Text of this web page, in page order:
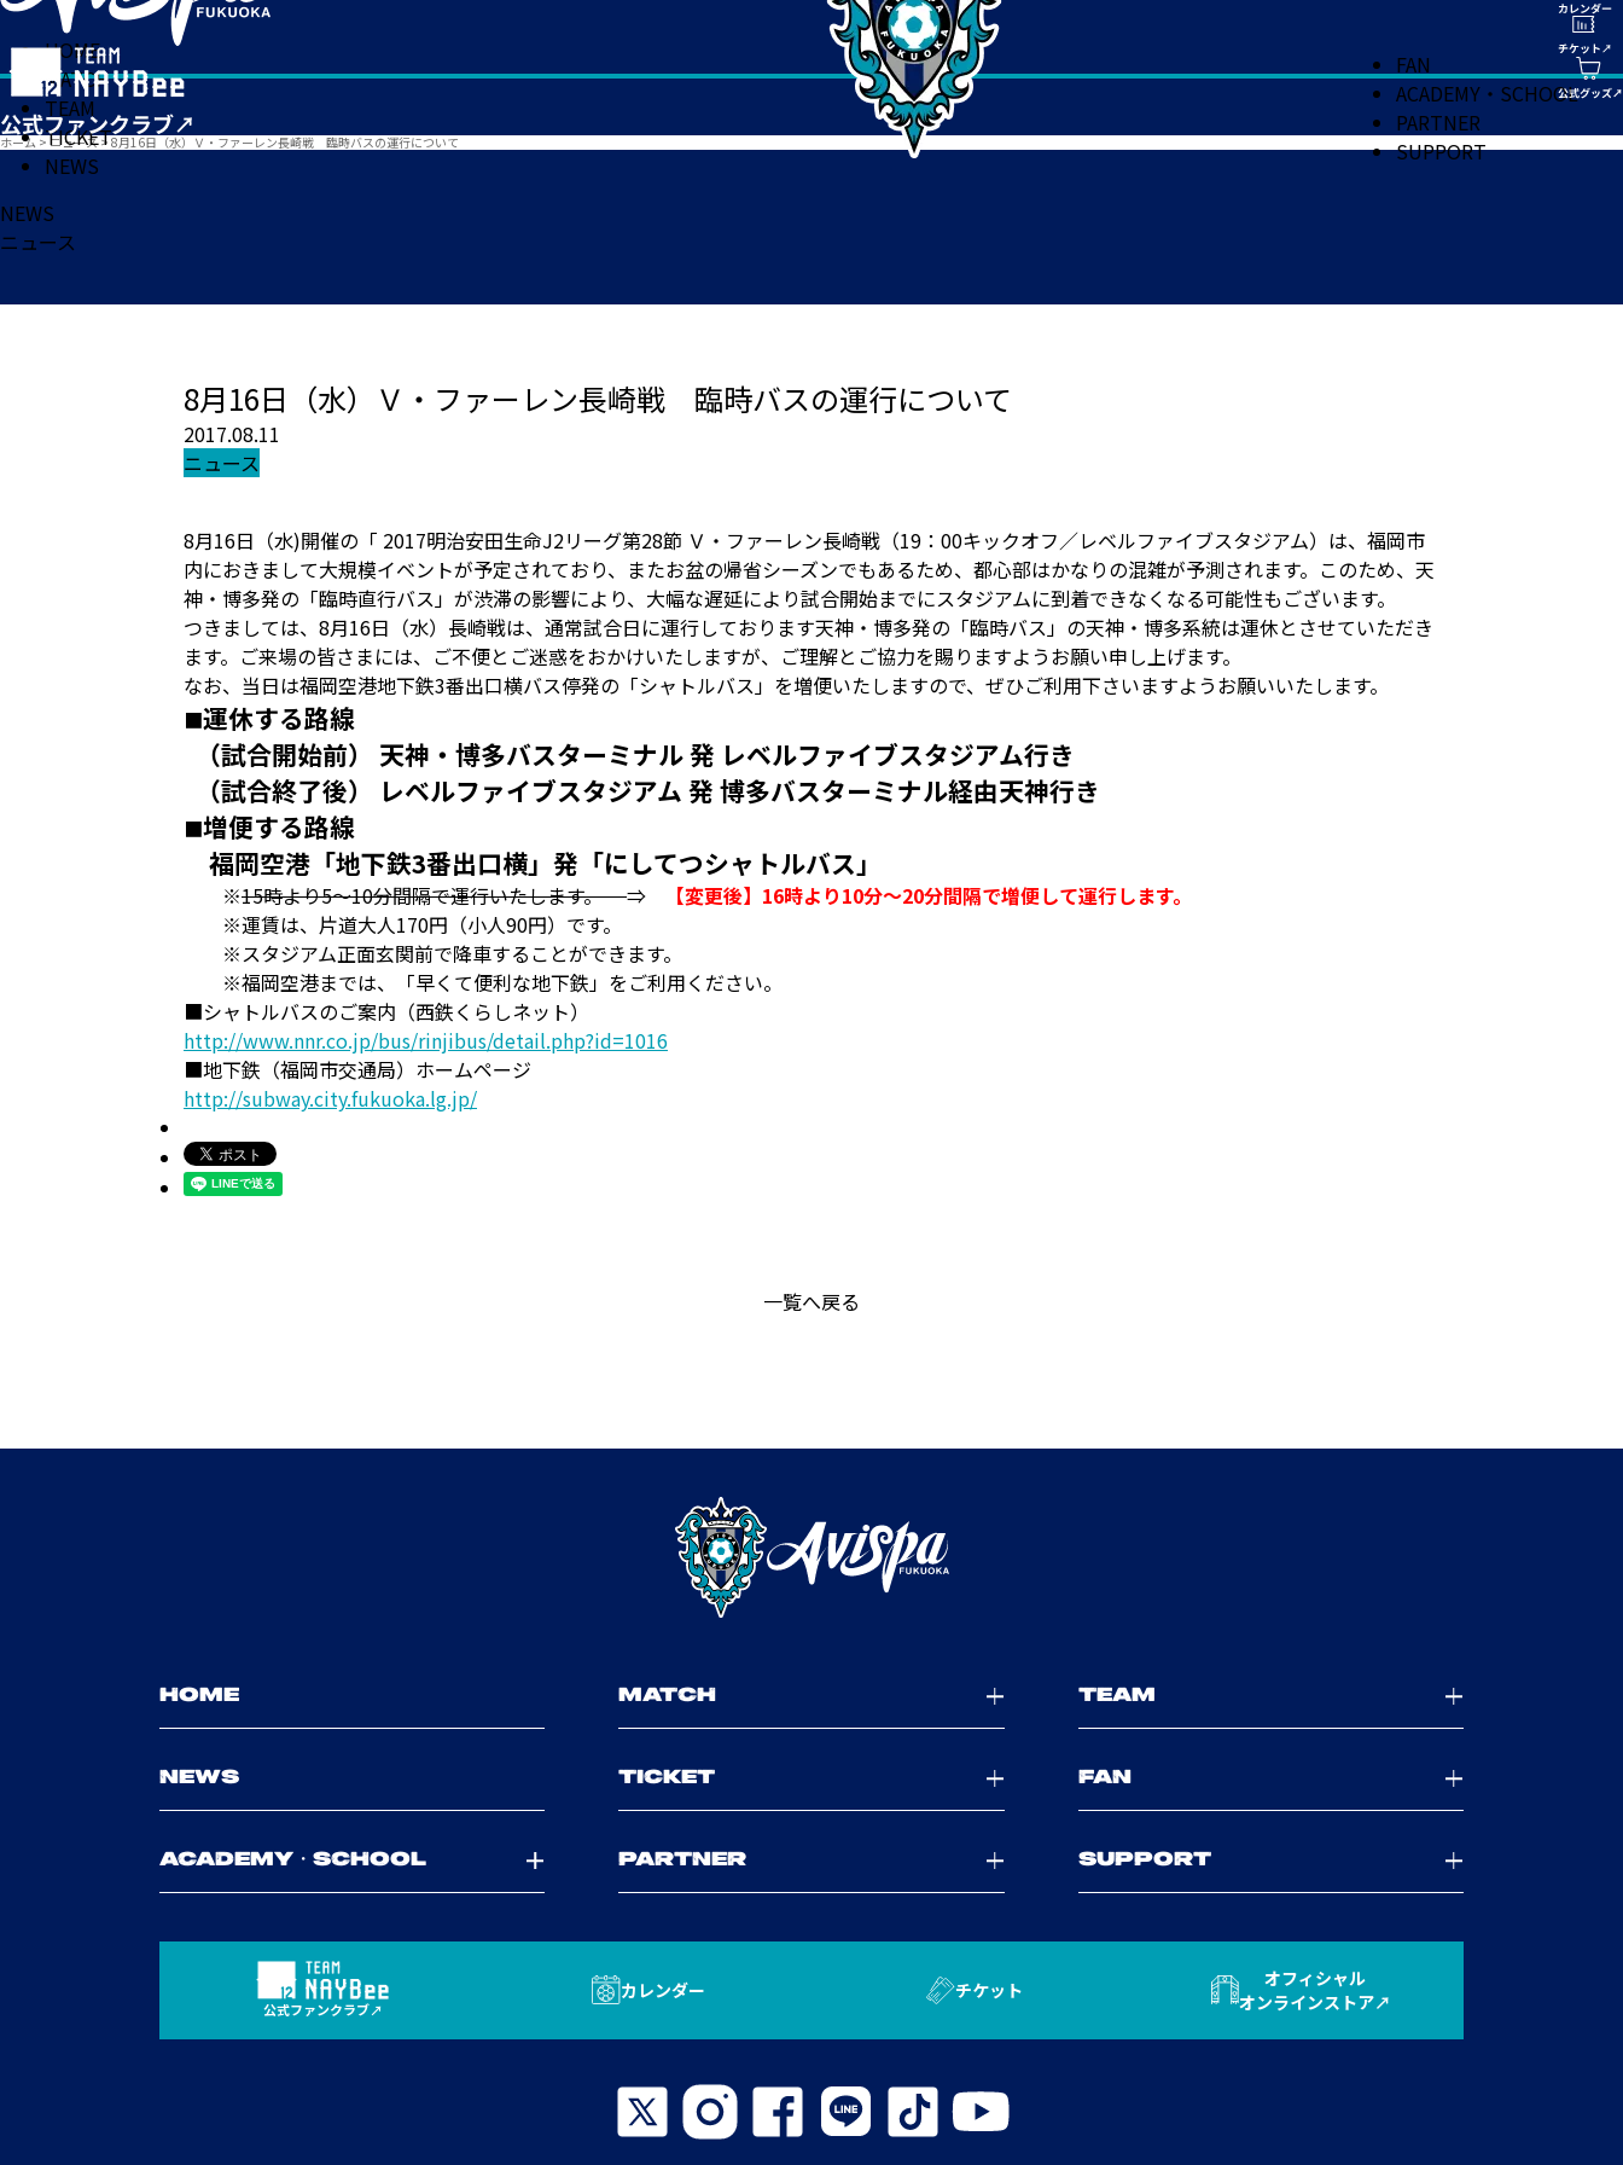
HOME
MATCH
TEAM
TICKET
NEWS
FAN
ACADEMY・SCHOOL
PARTNER
SUPPORT
ホーム > ニュース> 8月16日（水）Ｖ・ファーレン長崎戦 臨時バスの運行について
NEWS
ニュース
8月16日（水）Ｖ・ファーレン長崎戦 臨時バスの運行について
2017.08.11
ニュース
8月16日（水)開催の「 2017明治安田生命J2リーグ第28節 Ｖ・ファーレン長崎戦（19：00キックオフ／レベルファイブスタジアム）は、福岡市
内におきまして大規模イベントが予定されており、またお盆の帰省シーズンでもあるため、都心部はかなりの混雑が予測されます。このため、天
神・博多発の「臨時直行バス」が渋滞の影響により、大幅な遅延により試合開始までにスタジアムに到着できなくなる可能性もございます。
つきましては、8月16日（水）長崎戦は、通常試合日に運行しております天神・博多発の「臨時バス」の天神・博多系統は運休とさせていただき
ます。ご来場の皆さまには、ご不便とご迷惑をおかけいたしますが、ご理解とご協力を賜りますようお願い申し上げます。
なお、当日は福岡空港地下鉄3番出口横バス停発の「シャトルバス」を増便いたしますので、ぜひご利用下さいますようお願いいたします。
■運休する路線
（試合開始前） 天神・博多バスターミナル 発 レベルファイブスタジアム行き
（試合終了後） レベルファイブスタジアム 発 博多バスターミナル経由天神行き
■増便する路線
福岡空港「地下鉄3番出口横」発「にしてつシャトルバス」
※15時より5～10分間隔で運行いたします。⇒
【変更後】16時より10分～20分間隔で増便して運行します。
※運賃は、片道大人170円（小人90円）です。
※スタジアム正面玄関前で降車することができます。
※福岡空港までは、「早くて便利な地下鉄」をご利用ください。
■シャトルバスのご案内（西鉄くらしネット）
http://www.nnr.co.jp/bus/rinjibus/detail.php?id=1016
■地下鉄（福岡市交通局）ホームページ
http://subway.city.fukuoka.lg.jp/
一覧へ戻る
HOME MATCH TEAM
NEWS TICKET FAN
ACADEMY・SCHOOL PARTNER SUPPORT
公式ファンクラブ
カレンダー チケット
オフィシャル
オンラインストア